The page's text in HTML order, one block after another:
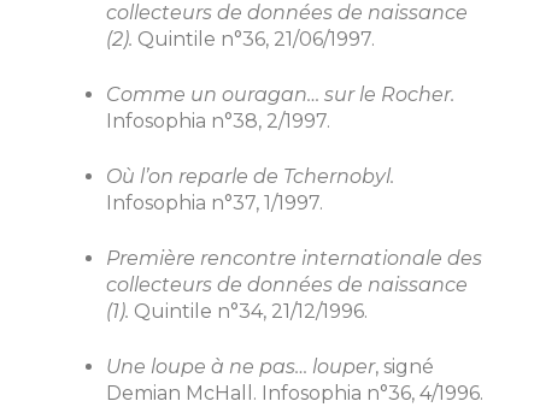
collecteurs de données de naissance
(2). Quintile n°36, 21/06/1997.
Comme un ouragan… sur le Rocher.
Infosophia n°38, 2/1997.
Où l’on reparle de Tchernobyl.
Infosophia n°37, 1/1997.
Première rencontre internationale des
collecteurs de données de naissance
(1). Quintile n°34, 21/12/1996.
Une loupe à ne pas… louper, signé
Demian McHall. Infosophia n°36, 4/1996.